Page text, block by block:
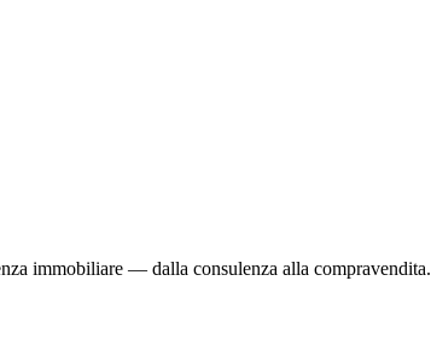
immobiliare — dalla consulenza alla compravendita.